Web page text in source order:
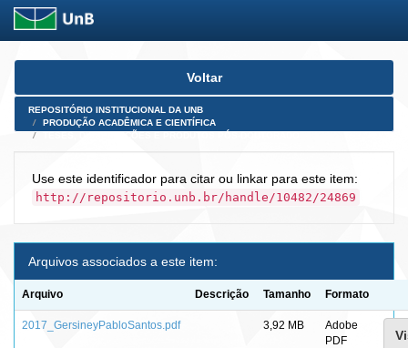
Skip
Voltar
REPOSITÓRIO INSTITUCIONAL DA UNB
PRODUÇÃO ACADÊMICA E CIENTÍFICA
Use este identificador para citar ou linkar para este item:
http://repositorio.unb.br/handle/10482/24869
Arquivos associados a este item:
Arquivo Descrição Tamanho Formato
2017_GersineyPabloSantos.pdf 3,92 MB
Adobe
PDF